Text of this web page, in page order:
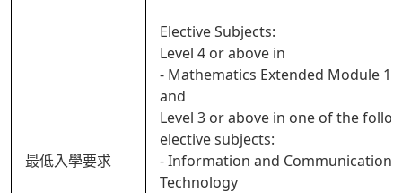
最低入學要求
Elective Subjects:
Level 4 or above in
- Mathematics Extended Module 1
and
Level 3 or above in one of the
elective subjects:
- Information and Communication
Technology